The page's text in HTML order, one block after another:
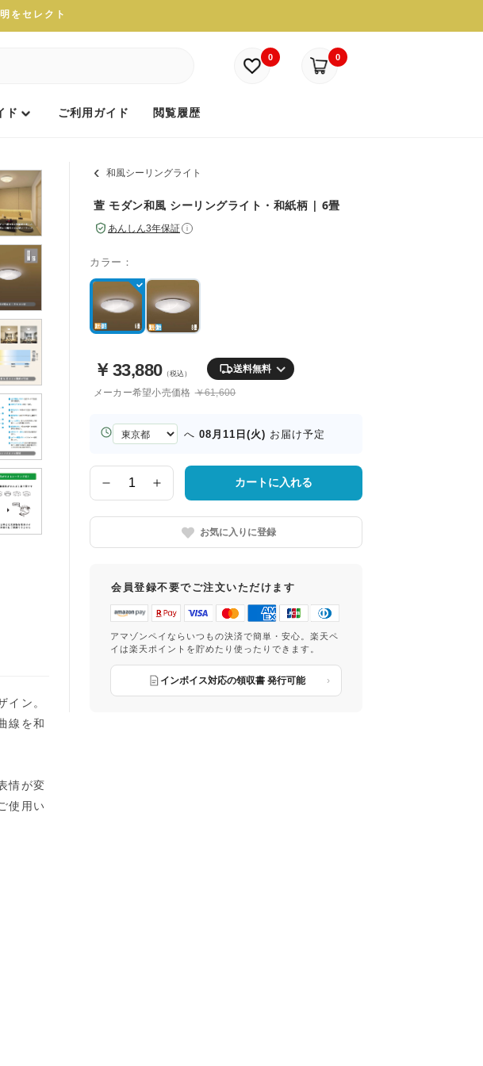
をセレクト
0 0
ド ご利用ガイド 閲覧履歴
和風シーリングライト
萱 モダン和風 シーリングライト・和紙柄 | 6畳
あんしん3年保証 i
カラー：
￥ 33,880（税込） 送料無料
メーカー希望小売価格 ￥61,600
お
届
へ 08月11日(火) お届け予定
数
量
カートに入れる
お気に入りに登録
会員登録不要でご注文いただけます
アマゾンペイならいつもの決済で簡単・安心。楽天ペ
イは楽天ポイントを貯めたり使ったりできます。
インボイス対応の領収書 発行可能
イン。
線を和
情が変
使用い